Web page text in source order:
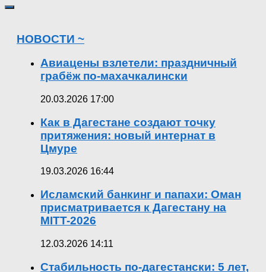
НОВОСТИ ~
Авиацены взлетели: праздничный
грабёж по-махачкалински
20.03.2026 17:00
Как в Дагестане создают точку
притяжения: новый интернат в
Цмуре
19.03.2026 16:44
Исламский банкинг и папахи: Оман
присматривается к Дагестану на
MITT-2026
12.03.2026 14:11
Стабильность по-дагестански: 5 лет,